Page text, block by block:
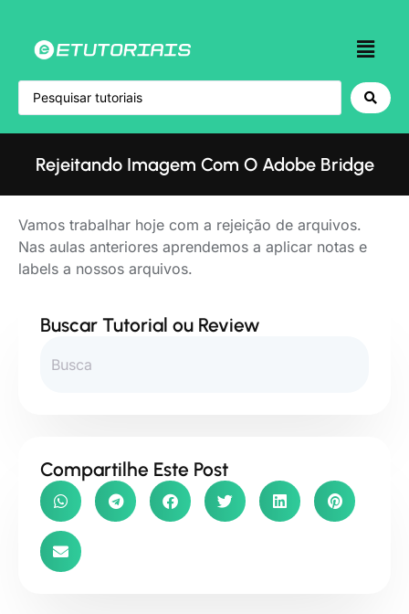
Rejeitando Imagem Com O Adobe Bridge
Vamos trabalhar hoje com a rejeição de arquivos.
Nas aulas anteriores aprendemos a aplicar notas e
labels a nossos arquivos.
Buscar Tutorial ou Review
Compartilhe Este Post